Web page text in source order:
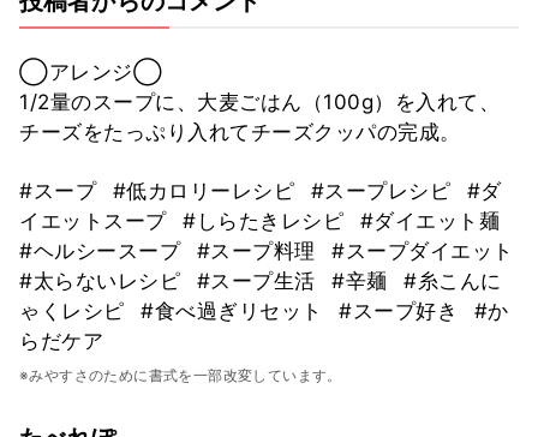
◯アレンジ◯
1/2量のスープに、大麦ごはん（100g）を入れて、
チーズをたっぷり入れてチーズクッパの完成。
#スープ #低カロリーレシピ #スープレシピ
#ダ
イエットスープ
#しらたきレシピ
#ダイエット麺
#ヘルシースープ
#スープ料理
#スープダイエット
#太らないレシピ
#スープ生活 #辛麺
#糸こんに
ゃくレシピ
#食べ過ぎリセット #スープ好き
#か
らだケア
※みやすさのために書式を一部改変しています。